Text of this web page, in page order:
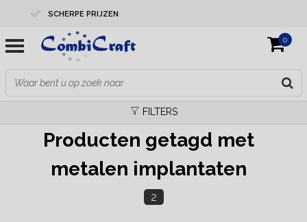
SCHERPE PRIJZEN
PROFESSIONELE KWALITEIT
EXPERTS IN MAATWERK
0
FILTERS
Producten getagd met
metalen implantaten
2